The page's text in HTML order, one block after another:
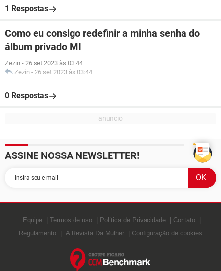
1 Respostas
Como eu consigo redefinir a minha senha do
álbum privado MI
Zezin - 26 set 2023 às 03:44
Zezin - 26 set 2023 às 03:44
0 Respostas
ASSINE NOSSA NEWSLETTER!
Equipe Termos de uso Política de Privacidade
Contato
Regulamento
A Revista Da Mulher Configuração de cookies